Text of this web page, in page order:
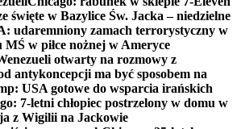
święte w Bazylice Św. Jacka – niedzielne
udaremniony zamach terrorystyczny w
w piłce nożnej w Ameryce
otwarty na rozmowy z
antykoncepcji ma być sposobem na
USA gotowe do wsparcia irańskich
7-letni chłopiec postrzelony w domu w
z Wigilii na Jackowie